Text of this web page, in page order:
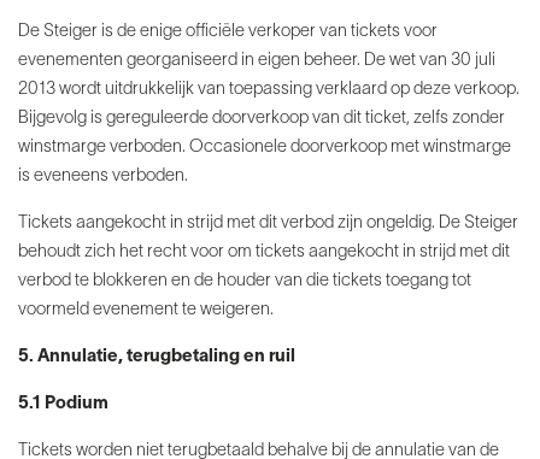
De Steiger is de enige officiële verkoper van tickets voor
evenementen georganiseerd in eigen beheer. De wet van 30 juli
2013 wordt uitdrukkelijk van toepassing verklaard op deze verkoop.
Bijgevolg is gereguleerde doorverkoop van dit ticket, zelfs zonder
winstmarge verboden. Occasionele doorverkoop met winstmarge
is eveneens verboden.
Tickets aangekocht in strijd met dit verbod zijn ongeldig. De Steiger
behoudt zich het recht voor om tickets aangekocht in strijd met dit
verbod te blokkeren en de houder van die tickets toegang tot
voormeld evenement te weigeren.
5. Annulatie, terugbetaling en ruil
5.1 Podium
Tickets worden niet terugbetaald behalve bij de annulatie van de